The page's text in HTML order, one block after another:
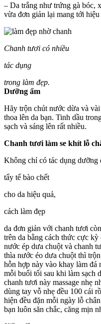
– Da trắng như trứng gà bóc,
vừa đơn giản lại mang tới
Chanh tươi có nhiều
tác dụng
trong làm đẹp.
Dưỡng ẩm
Hãy trộn chút nước dừa và
thoa lên da bạn. Tinh dầu
sạch và sáng lên rất nhiều.
Chanh tươi làm se khít lỗ
Không chỉ có tác dụng dưỡng
tẩy tế bào chết
cho da hiệu quả,
cách làm đẹp
da đơn giản với chanh tươi
trên da bằng cách thức cực
nước ép dưa chuột và chanh
thìa nước éo dưa chuột thì
hỗn hợp này vào khay làm đá
mỗi buổi tối sau khi làm sạch
chanh tươi này massage nhẹ
dùng tay vỗ nhẹ đều 100 cái
hiện đều đặn mỗi ngày lỗ
bạn luôn săn chắc, căng mịn